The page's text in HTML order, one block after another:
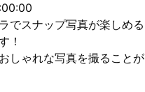
でスナップ写真が楽しめる
！
しゃれな写真を撮ることが